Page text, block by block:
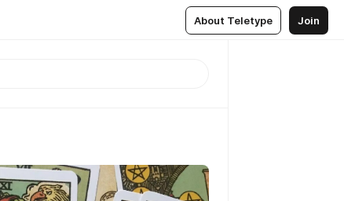
About Teletype Join